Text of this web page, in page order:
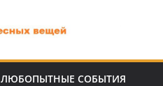
ЛЮБОПЫТНЫЕ СОБЫТИЯ